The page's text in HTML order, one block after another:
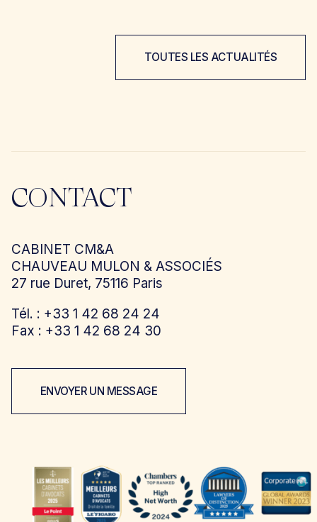
TOUTES LES ACTUALITÉS
CONTACT
CABINET CM&A
CHAUVEAU MULON & ASSOCIÉS
27 rue Duret, 75116 Paris
Tél. : +33 1 42 68 24 24
Fax : +33 1 42 68 24 30
ENVOYER UN MESSAGE